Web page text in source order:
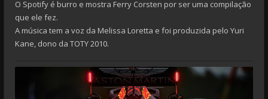
O Spotify é burro e mostra Ferry Corsten por ser uma compilação
que ele fez.
A música tem a voz da Melissa Loretta e foi produzida pelo Yuri
Kane, dono da TOTY 2010.